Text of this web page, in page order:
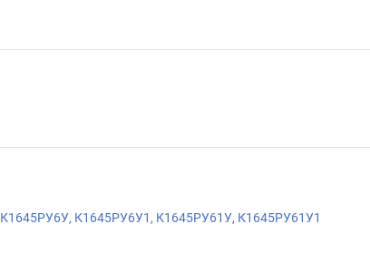
К1645РУ6У1, К1645РУ61У, К1645РУ61У1